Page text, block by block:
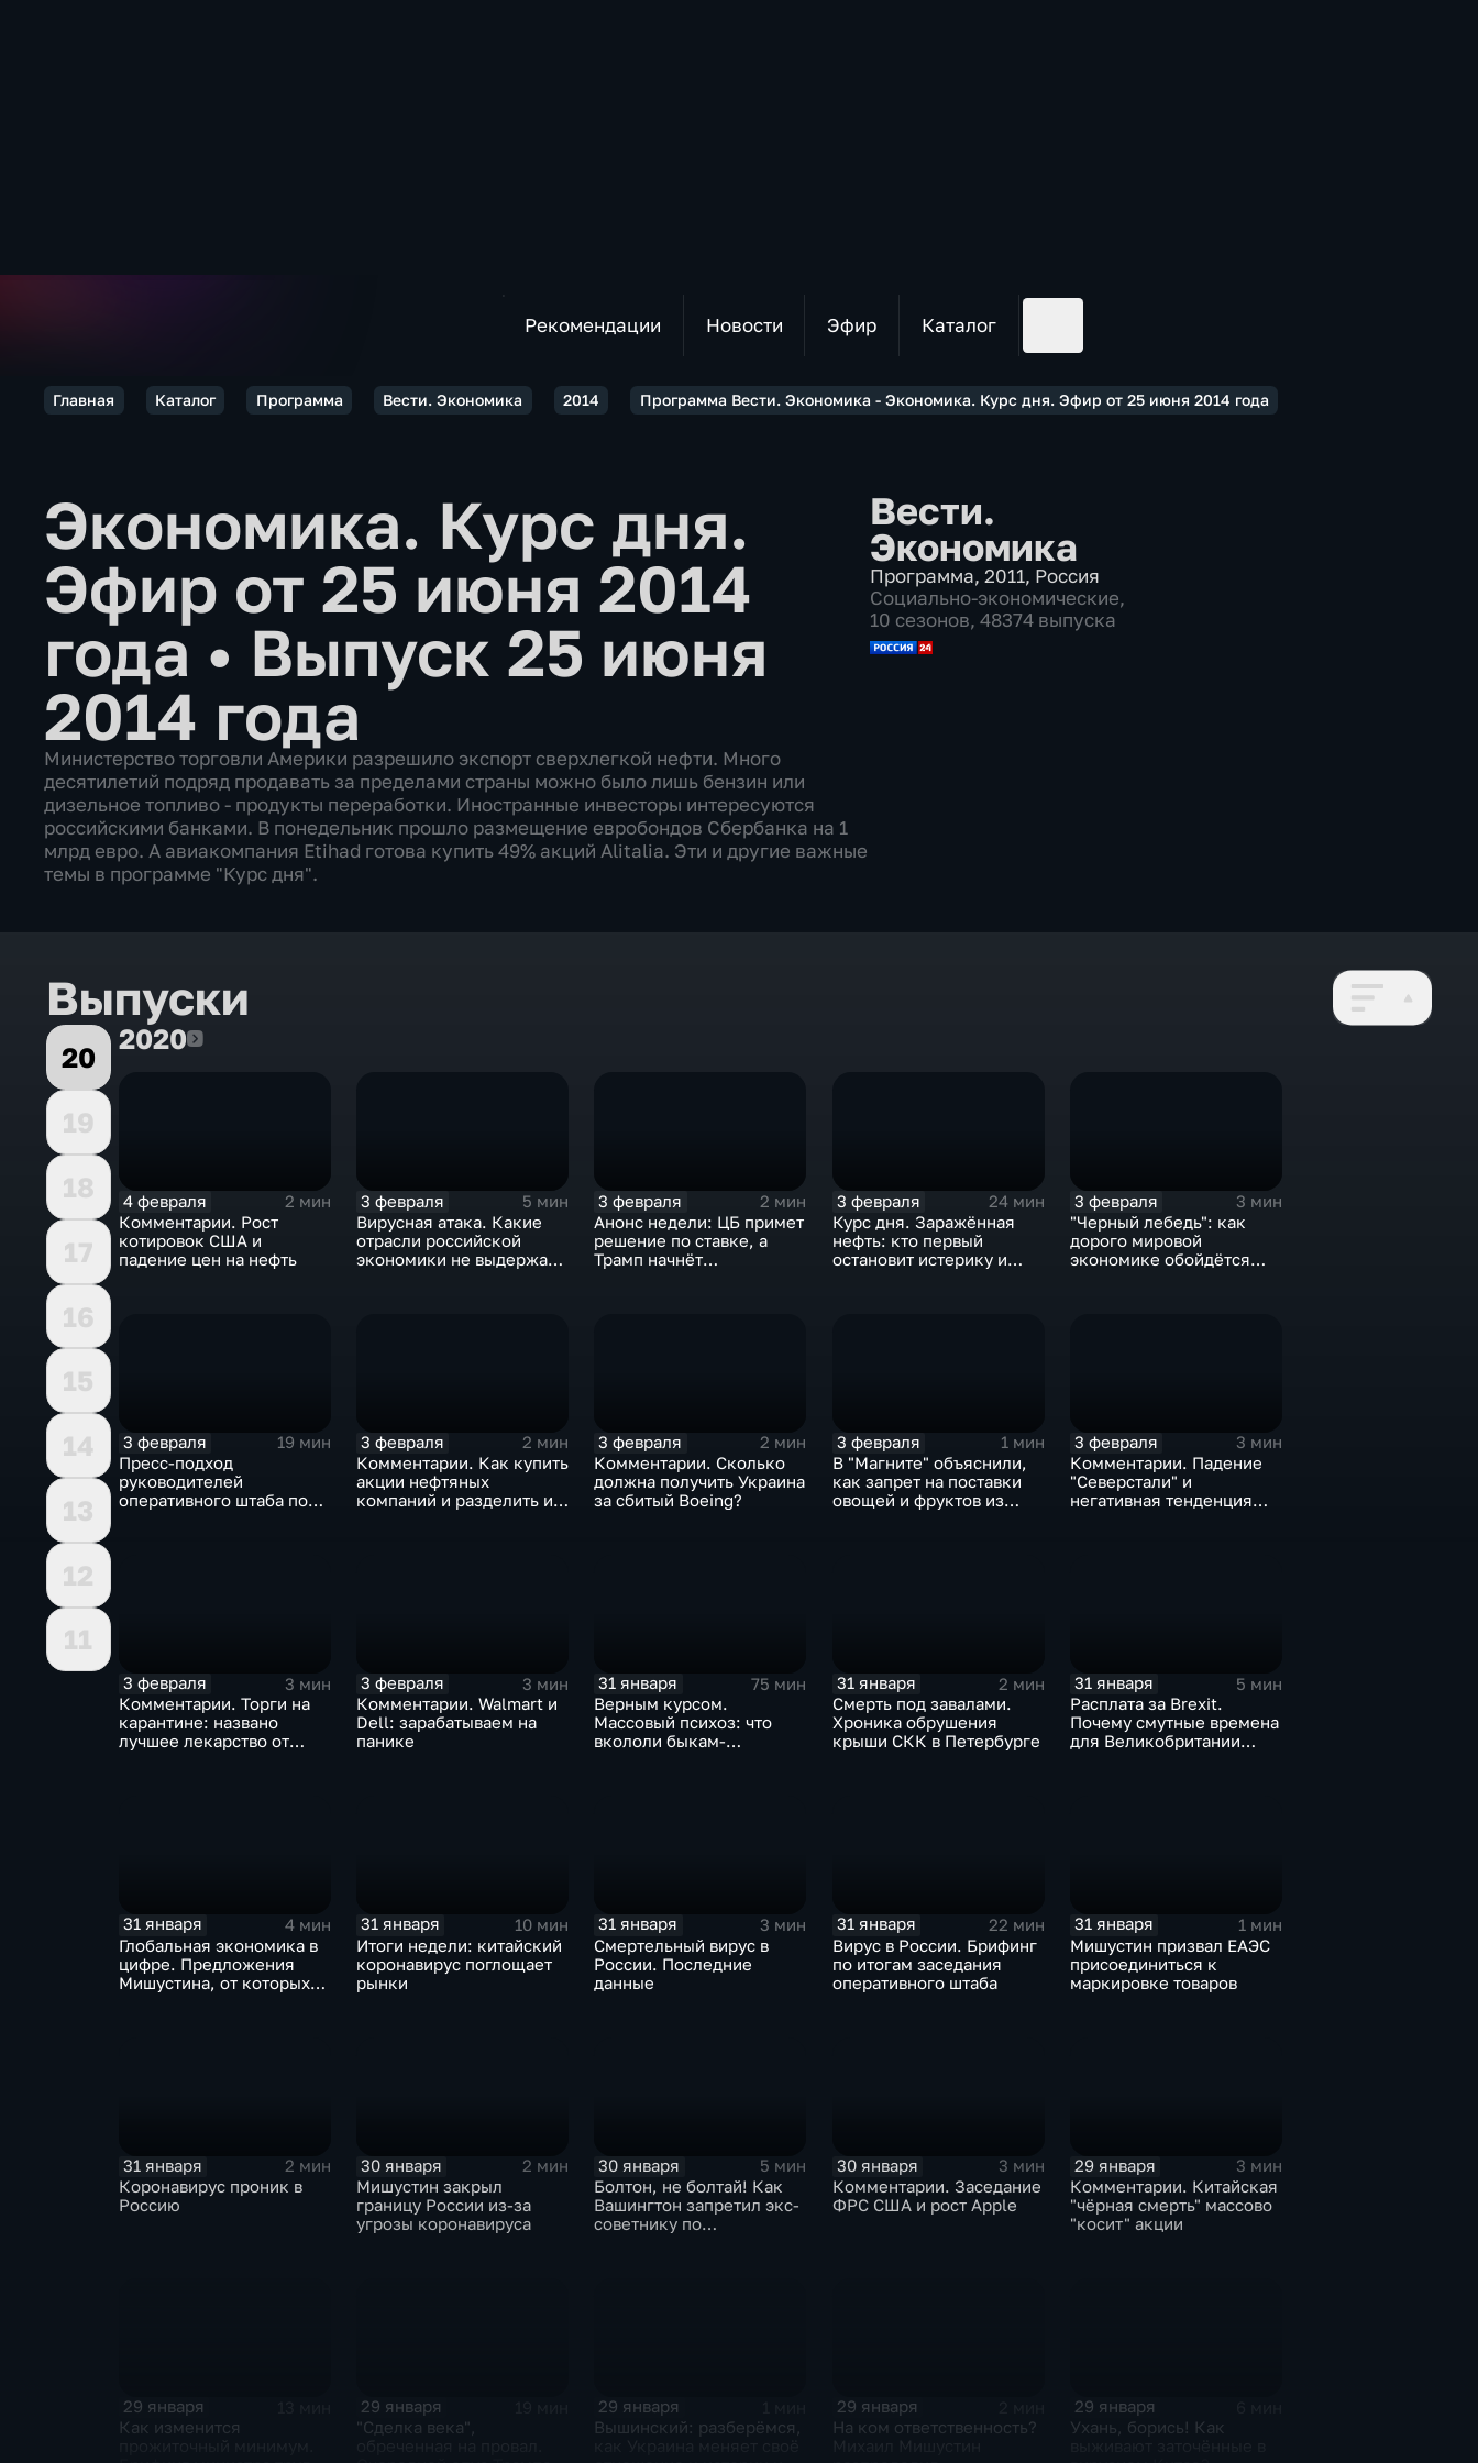
Рекомендации Новости Эфир Каталог
Главная Каталог Программа Вести. Экономика 2014 Программа Вести. Экономика - Экономика. Курс дня. Эфир от 25 июня 2014 года
Экономика. Курс дня.
Эфир от 25 июня 2014
года • Выпуск 25 июня
2014 года
Министерство торговли Америки разрешило экспорт сверхлегкой нефти. Много
десятилетий подряд продавать за пределами страны можно было лишь бензин или
дизельное топливо - продукты переработки. Иностранные инвесторы интересуются
российскими банками. В понедельник прошло размещение евробондов Сбербанка на 1
млрд евро. А авиакомпания Etihad готова купить 49% акций Alitalia. Эти и другие важные
темы в программе "Курс дня".
Вести.
Экономика
Программа, 2011, Россия
Социально-экономические,
10 сезонов, 48374 выпуска
Выпуски
20
19
18
17
16
15
14
13
12
11
20202020
4 февраля
2 мин
Комментарии. Рост
котировок США и
падение цен на нефть
3 февраля
5 мин
Вирусная атака. Какие
отрасли российской
экономики не выдержат
3 февраля
2 мин
Анонс недели: ЦБ примет
решение по ставке, а
Трамп начнёт
3 февраля
24 мин
Курс дня. Заражённая
нефть: кто первый
остановит истерику и
3 февраля
3 мин
"Черный лебедь": как
дорого мировой
экономике обойдётся
3 февраля
19 мин
Пресс-подход
руководителей
оперативного штаба по
3 февраля
2 мин
Комментарии. Как купить
акции нефтяных
компаний и разделить их
3 февраля
2 мин
Комментарии. Сколько
должна получить Украина
за сбитый Boeing?
3 февраля
1 мин
В "Магните" объяснили,
как запрет на поставки
овощей и фруктов из
3 февраля
3 мин
Комментарии. Падение
"Северстали" и
негативная тенденция
3 февраля
3 мин
Комментарии. Торги на
карантине: названо
лучшее лекарство от
3 февраля
3 мин
Комментарии. Walmart и
Dell: зарабатываем на
панике
31 января
75 мин
Верным курсом.
Массовый психоз: что
вкололи быкам-
31 января
2 мин
Смерть под завалами.
Хроника обрушения
крыши СКК в Петербурге
31 января
5 мин
Расплата за Brexit.
Почему смутные времена
для Великобритании
31 января
4 мин
Глобальная экономика в
цифре. Предложения
Мишустина, от которых
31 января
10 мин
Итоги недели: китайский
коронавирус поглощает
рынки
31 января
3 мин
Смертельный вирус в
России. Последние
данные
31 января
22 мин
Вирус в России. Брифинг
по итогам заседания
оперативного штаба
31 января
1 мин
Мишустин призвал ЕАЭС
присоединиться к
маркировке товаров
31 января
2 мин
Коронавирус проник в
Россию
30 января
2 мин
Мишустин закрыл
границу России из-за
угрозы коронавируса
30 января
5 мин
Болтон, не болтай! Как
Вашингтон запретил экс-
советнику по
30 января
3 мин
Комментарии. Заседание
ФРС США и рост Apple
29 января
3 мин
Комментарии. Китайская
"чёрная смерть" массово
"косит" акции
29 января
Как изменится
29 января
"Сделка века",
29 января
Вышинский: разберёмся,
29 января
На ком ответственность?
29 января
Ухань, борись! Как